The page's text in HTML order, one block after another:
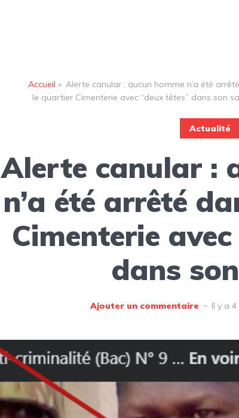
Accueil » Alerte canular : aucun homme n’a été
le quartier Cimenterie avec “deux têtes” dans son
Actualité
Alerte canular :
n’a été arrêté
Cimenterie
dans
Ajouter un commentaire Il y a